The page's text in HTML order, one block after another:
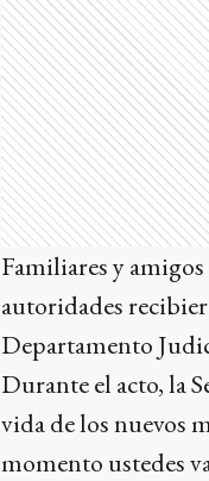
Familiares y
autoridades
Departamento
Durante el acto, la
vida de los nuevos
momento ustedes